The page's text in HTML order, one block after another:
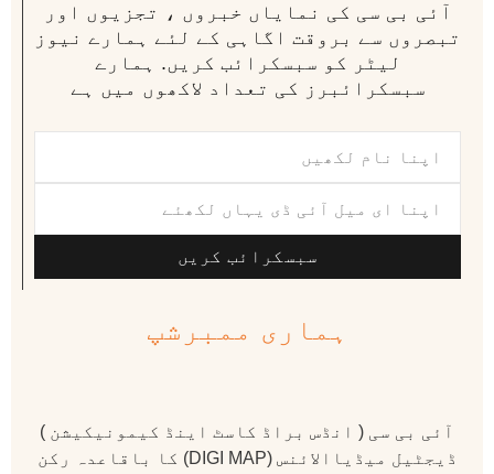
آئی بی سی کی نمایاں خبروں ، تجزیوں اور
تبصروں سے بروقت اگاہی کے لئے ہمارے نیوز
لیٹر کو سبسکرائب کریں. ہمارے
سبسکرائبرز کی تعداد لاکھوں میں ہے
سبسکرائب کریں
ہماری ممبرشپ
آئی بی سی ( انڈس براڈ کاسٹ اینڈ کیمونیکیشن )
ڈیجٹیل میڈیاالائنس (DIGI MAP) کا باقاعدہ رکن